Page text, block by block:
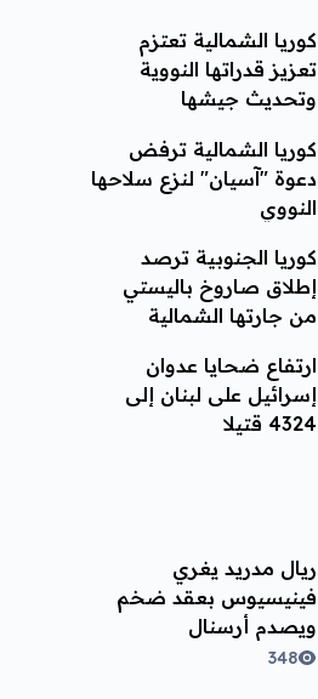
كوريا الشمالية تعتزم
تعزيز قدراتها النووية
وتحديث جيشها
كوريا الشمالية ترفض
دعوة "آسيان" لنزع سلاحها
النووي
كوريا الجنوبية ترصد
إطلاق صاروخ باليستي
من جارتها الشمالية
ارتفاع ضحايا عدوان
إسرائيل على لبنان إلى
4324 قتيلا
ريال مدريد يغري
فينيسيوس بعقد ضخم
ويصدم أرسنال
348